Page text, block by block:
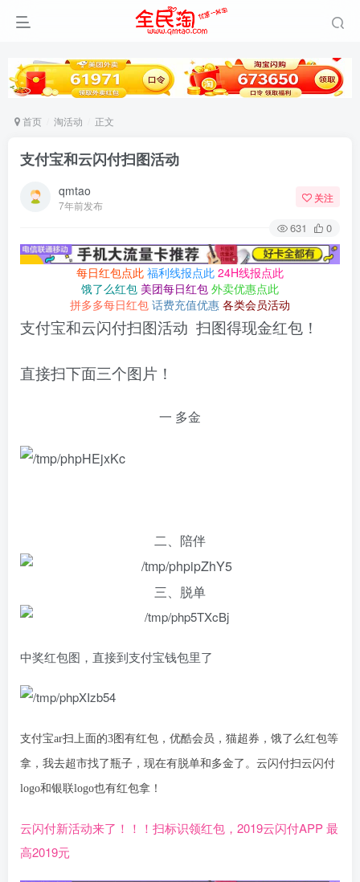
首页 淘活动 正文
支付宝和云闪付扫图活动
qmtao
7年前发布
关注
631 0
每日红包点此 福利线报点此 24H线报点此
饿了么红包 美团每日红包 外卖优惠点此
拼多多每日红包 话费充值优惠 各类会员活动
支付宝和云闪付扫图活动 扫图得现金红包！
直接扫下面三个图片！
一 多金
二、陪伴
三、脱单
中奖红包图，直接到支付宝钱包里了
支付宝ar扫上面的3图有红包，优酷会员，猫超券，饿了么红包等
拿，我去超市找了瓶子，现在有脱单和多金了。云闪付扫云闪付
logo和银联logo也有红包拿！
云闪付新活动来了！！！扫标识领红包，2019云闪付APP 最
高2019元